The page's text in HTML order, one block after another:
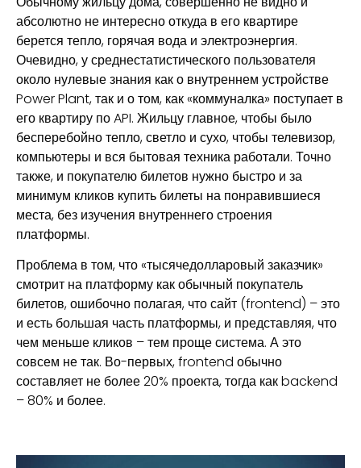
абсолютно не интересно откуда в его квартире
берется тепло, горячая вода и электроэнергия.
Очевидно, у среднестатистического пользователя
около нулевые знания как о внутреннем устройстве
Power Plant, так и о том, как «коммуналка» поступает в
его квартиру по API. Жильцу главное, чтобы было
бесперебойно тепло, светло и сухо, чтобы телевизор,
компьютеры и вся бытовая техника работали. Точно
также, и покупателю билетов нужно быстро и за
минимум кликов купить билеты на понравившиеся
места, без изучения внутреннего строения
платформы.
Проблема в том, что «тысячедолларовый заказчик»
смотрит на платформу как обычный покупатель
билетов, ошибочно полагая, что сайт (frontend) – это
и есть большая часть платформы, и представляя, что
чем меньше кликов – тем проще система. А это
совсем не так. Во-первых, frontend обычно
составляет не более 20% проекта, тогда как backend
– 80% и более.